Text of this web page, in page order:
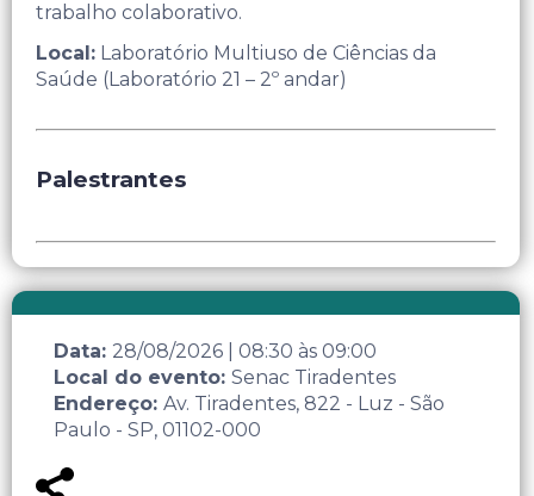
trabalho colaborativo.​
Local: Laboratório Multiuso de Ciências da
Saúde (Laboratório 21 – 2º andar)
Palestrantes
Data: 28/08/2026 08:30 às 09:00
Local do evento: Senac Tiradentes
Endereço: Av. Tiradentes, 822 - Luz - São
Paulo - SP, 01102-000